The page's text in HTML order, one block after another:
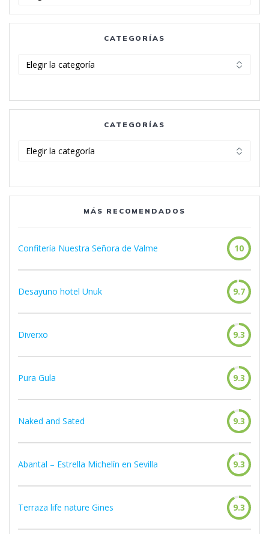
CATEGORÍAS
CATEGORÍAS
MÁS RECOMENDADOS
Confitería Nuestra Señora de Valme 10
Desayuno hotel Unuk 9.7
Diverxo 9.3
Pura Gula 9.3
Naked and Sated 9.3
Abantal – Estrella Michelín en Sevilla 9.3
Terraza life nature Gines 9.3